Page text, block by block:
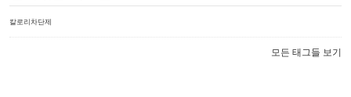
칼로리차단제
모든 태그들 보기